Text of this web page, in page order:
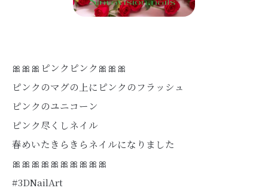
🎀🎀🎀ピンクピンク🎀🎀🎀
ピンクのマグの上にピンクのフラッシュ
ピンクのユニコーン
ピンク尽くしネイル
春めいたきらきらネイルになりました
🎀🎀🎀🎀🎀🎀🎀🎀🎀🎀
#3DNailArt